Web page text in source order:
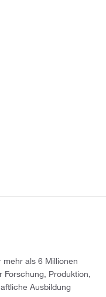
als 6 Millionen
Forschung, Produktion,
Ausbildung